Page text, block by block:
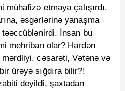
mühafizə etməyə çalışırdı.
əsgərlərinə yanaşma
İnsan bu
mehriban olar? Hərdən
cəsarəti, Vətənə və
ürəyə sığdıra bilir?!
deyildi, şaxtadan